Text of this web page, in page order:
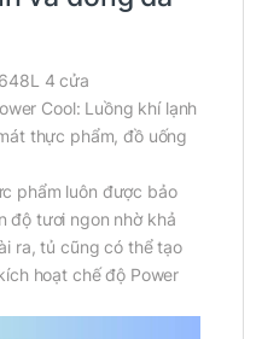
4 cửa
Cool: Luồng khí lạnh
thực phẩm, đồ uống
phẩm luôn được bảo
độ tươi ngon nhờ khả
ra, tủ cũng có thể tạo
hoạt chế độ Power